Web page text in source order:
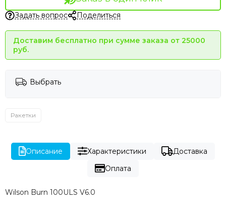
Задать вопрос Поделиться
Доставим бесплатно при сумме заказа от 25000
руб.
Выбрать
Ракетки
Описание Характеристики
Доставка
Оплата
Wilson Burn 100ULS V6.0